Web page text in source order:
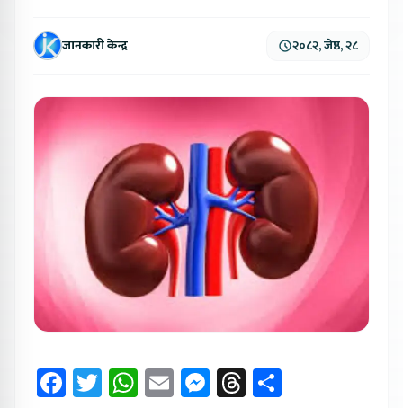
जानकारी केन्द्र २०८२, जेष्ठ, २८
Facebook
Twitter
WhatsApp
EmailMessenger
Threads